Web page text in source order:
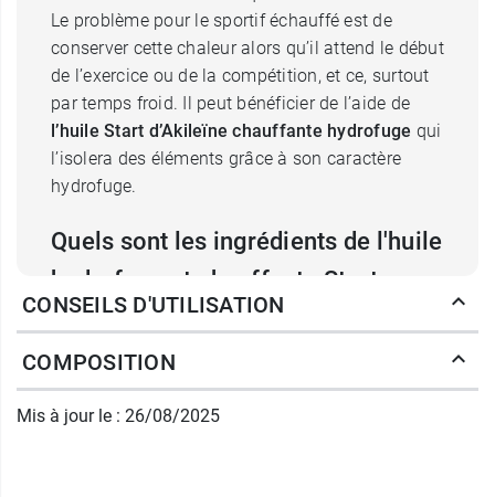
Le problème pour le sportif échauffé est de
conserver cette chaleur alors qu’il attend le début
de l’exercice ou de la compétition, et ce, surtout
par temps froid. Il peut bénéficier de l’aide de
l’huile Start d’Akileïne chauffante hydrofuge qui
l’isolera des éléments grâce à son caractère
hydrofuge.
Quels sont les ingrédients de l'huile
hydrofuge et chauffante Start
Akiléïne Sports ?
Son efficacité repose sur une
d’actifs végétaux.
L’effet rubéfiant (qui génère une congestion
CONSEILS D'UTILISATION
COMPOSITION
Mis à jour le : 26/08/2025